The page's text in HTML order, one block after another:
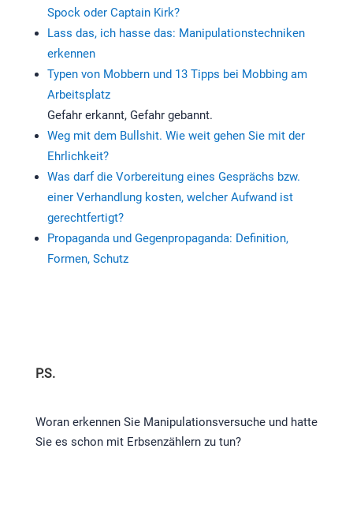
Spock oder Captain Kirk?
Lass das, ich hasse das: Manipulationstechniken
erkennen
Typen von Mobbern und 13 Tipps bei Mobbing am
Arbeitsplatz
Gefahr erkannt, Gefahr gebannt.
Weg mit dem Bullshit. Wie weit gehen Sie mit der
Ehrlichkeit?
Was darf die Vorbereitung eines Gesprächs bzw.
einer Verhandlung kosten, welcher Aufwand ist
gerechtfertigt?
Propaganda und Gegenpropaganda: Definition,
Formen, Schutz
P.S.
Woran erkennen Sie Manipulationsversuche und hatte
Sie es schon mit Erbsenzählern zu tun?